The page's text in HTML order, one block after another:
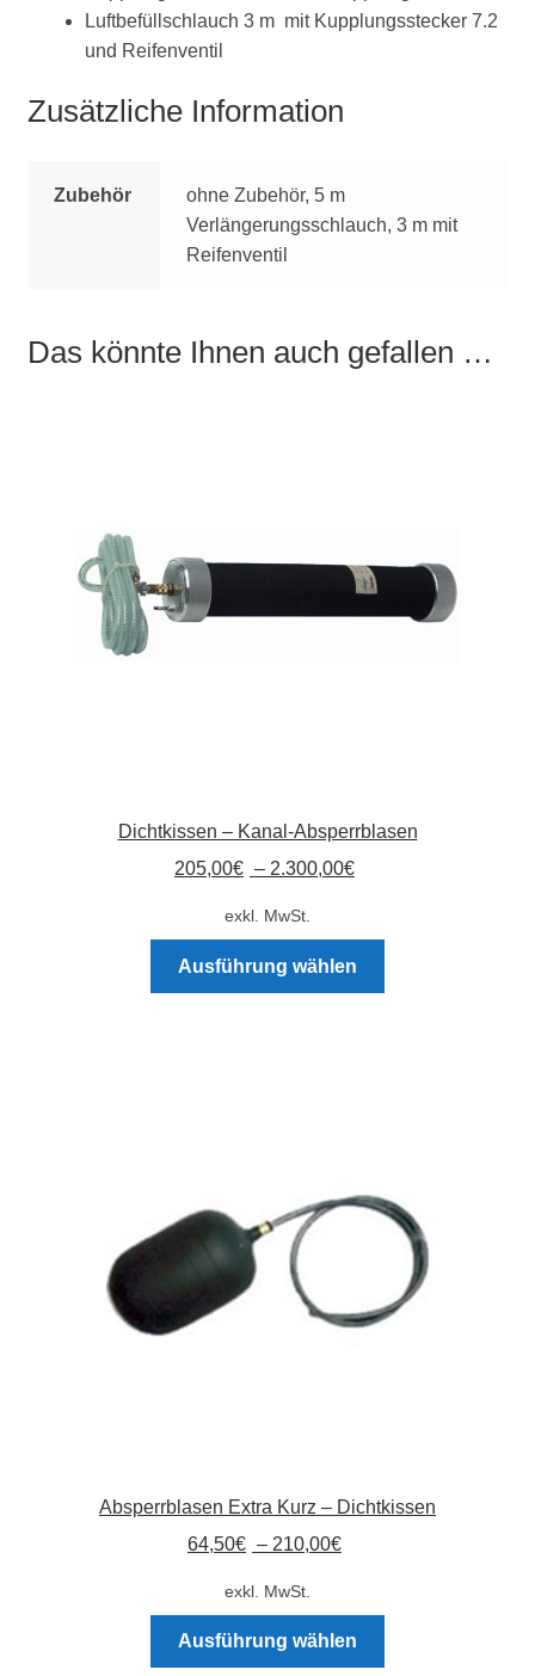
Luftbefüllschlauch 3 m mit Kupplungsstecker 7.2
und Reifenventil
Zusätzliche Information
Zubehör
ohne Zubehör, 5 m
Verlängerungsschlauch, 3 m mit
Reifenventil
Das könnte Ihnen auch gefallen …
Dichtkissen – Kanal-Absperrblasen
205,00€ – 2.300,00€
exkl. MwSt.
Ausführung wählen
auf
der
Produktseite
gewählt
Absperrblasen Extra Kurz – Dichtkissen
64,50€ – 210,00€
exkl. MwSt.
Ausführung wählen